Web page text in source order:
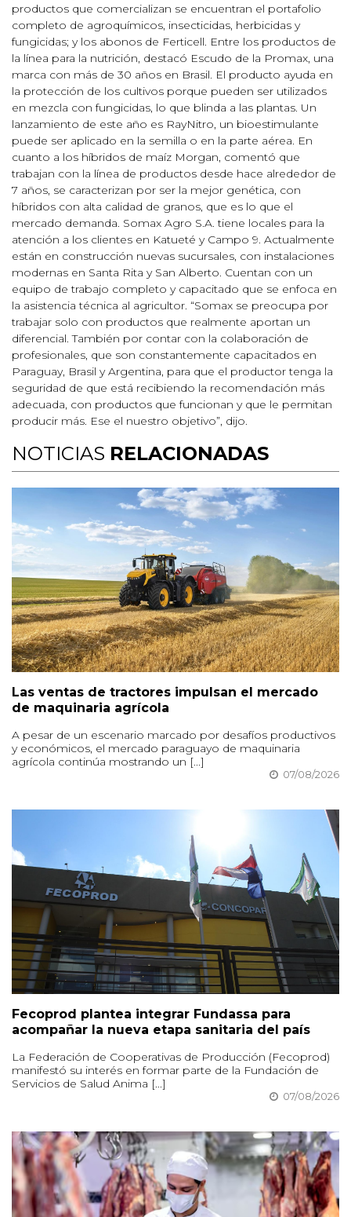
productos que comercializan se encuentran el portafolio
completo de agroquímicos, insecticidas, herbicidas y
fungicidas; y los abonos de Ferticell. Entre los productos de
la línea para la nutrición, destacó Escudo de la Promax, una
marca con más de 30 años en Brasil. El producto ayuda en
la protección de los cultivos porque pueden ser utilizados
en mezcla con fungicidas, lo que blinda a las plantas. Un
lanzamiento de este año es RayNitro, un bioestimulante
puede ser aplicado en la semilla o en la parte aérea. En
cuanto a los híbridos de maíz Morgan, comentó que
trabajan con la línea de productos desde hace alrededor de
7 años, se caracterizan por ser la mejor genética, con
híbridos con alta calidad de granos, que es lo que el
mercado demanda. Somax Agro S.A. tiene locales para la
atención a los clientes en Katueté y Campo 9. Actualmente
están en construcción nuevas sucursales, con instalaciones
modernas en Santa Rita y San Alberto. Cuentan con un
equipo de trabajo completo y capacitado que se enfoca en
la asistencia técnica al agricultor. “Somax se preocupa por
trabajar solo con productos que realmente aportan un
diferencial. También por contar con la colaboración de
profesionales, que son constantemente capacitados en
Paraguay, Brasil y Argentina, para que el productor tenga la
seguridad de que está recibiendo la recomendación más
adecuada, con productos que funcionan y que le permitan
producir más. Ese el nuestro objetivo”, dijo.
NOTICIAS RELACIONADAS
Las ventas de tractores impulsan el mercado
de maquinaria agrícola
A pesar de un escenario marcado por desafíos productivos
y económicos, el mercado paraguayo de maquinaria
agrícola continúa mostrando un [...]
07/08/2026
Fecoprod plantea integrar Fundassa para
acompañar la nueva etapa sanitaria del país
La Federación de Cooperativas de Producción (Fecoprod)
manifestó su interés en formar parte de la Fundación de
Servicios de Salud Anima [...]
07/08/2026